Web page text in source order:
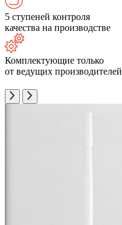
5 ступеней контроля
качества на производстве
Комплектующие только
от ведущих производителей